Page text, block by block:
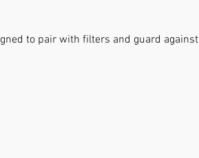
to pair with filters and guard against